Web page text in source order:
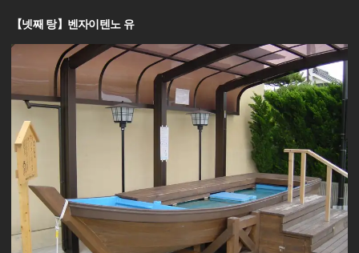
【넷째 탕】벤자이텐노 유